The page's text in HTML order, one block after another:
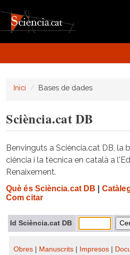
Inici Bases de dades
Sciència.cat DB
Benvinguts a Sciència.cat DB, la
ciència i la tècnica en català a
Renaixement.
Què és Sciència.cat DB
Com citar
Id Sciència.cat DB
Obres Manuscrits Impresos